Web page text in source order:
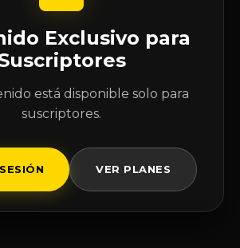
Exclusivo para
está disponible solo para
suscriptores.
VER PLANES